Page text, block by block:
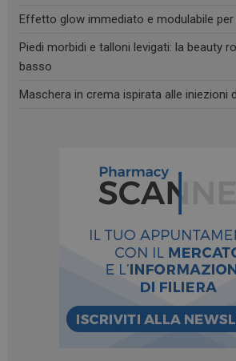
Effetto glow immediato e modulabile
Piedi morbidi e talloni levigati: la beauty
basso
Maschera in crema ispirata alle iniezioni
_ga_YJ0035S3E9